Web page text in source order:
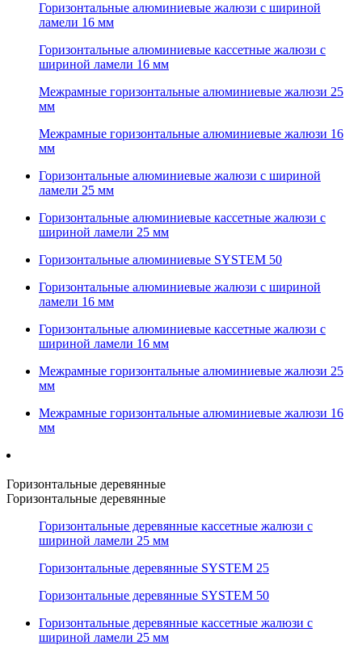
Горизонтальные алюминиевые жалюзи с шириной
ламели 16 мм
Горизонтальные алюминиевые кассетные жалюзи с
шириной ламели 16 мм
Межрамные горизонтальные алюминиевые жалюзи 25
мм
Межрамные горизонтальные алюминиевые жалюзи 16
мм
Горизонтальные алюминиевые жалюзи с шириной
ламели 25 мм
Горизонтальные алюминиевые кассетные жалюзи с
шириной ламели 25 мм
Горизонтальные алюминиевые SYSTEM 50
Горизонтальные алюминиевые жалюзи с шириной
ламели 16 мм
Горизонтальные алюминиевые кассетные жалюзи с
шириной ламели 16 мм
Межрамные горизонтальные алюминиевые жалюзи 25
мм
Межрамные горизонтальные алюминиевые жалюзи 16
мм
Горизонтальные деревянные
Горизонтальные деревянные
Горизонтальные деревянные кассетные жалюзи с
шириной ламели 25 мм
Горизонтальные деревянные SYSTEM 25
Горизонтальные деревянные SYSTEM 50
Горизонтальные деревянные кассетные жалюзи с
шириной ламели 25 мм